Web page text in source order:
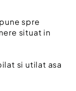
spre
situat in
si utilat asa